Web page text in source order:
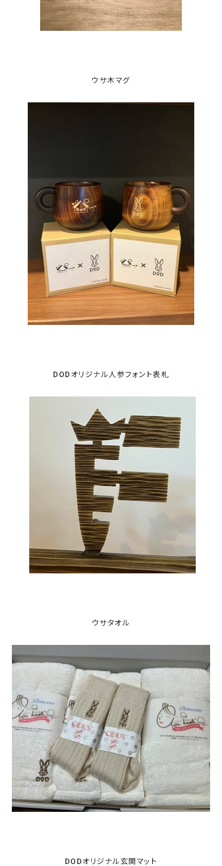
ウサ木マグ
DODオリジナル人参フォント表札
ウサタオル
DODオリジナル玄関マット